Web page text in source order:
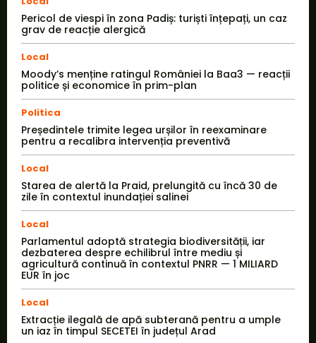
Pericol de viespi în zona Padiș: turiști înțepați, un caz
grav de reacție alergică
Local
Moody’s menține ratingul României la Baa3 — reacții
politice și economice în prim-plan
Politica
Președintele trimite legea urșilor în reexaminare
pentru a recalibra intervenția preventivă
Local
Starea de alertă la Praid, prelungită cu încă 30 de
zile în contextul inundației salinei
Local
Parlamentul adoptă strategia biodiversității, iar
dezbaterea despre echilibrul între mediu și
agricultură continuă în contextul PNRR — 1 MILIARD
EUR în joc
Local
Extracție ilegală de apă subterană pentru a umple
un iaz în timpul SECETEI în județul Arad